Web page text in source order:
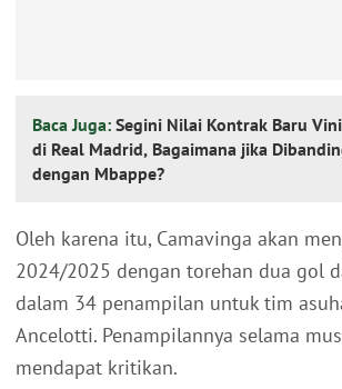
Baca Juga: Segini Nilai Kontrak Baru
di Real Madrid, Bagaimana jika
dengan Mbappe?
Oleh karena itu, Camavinga akan
2024/2025 dengan torehan dua gol
dalam 34 penampilan untuk tim
Ancelotti. Penampilannya selama
mendapat kritikan.